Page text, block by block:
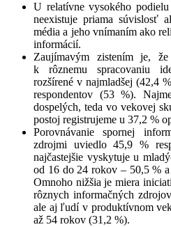
U relatívne vysokého
neexistuje priama súvislosť
média a jeho vnímaním ako
informácií.
Zaujímavým zistením je,
k rôznemu spracovaniu
rozšírené v najmladšej (42,4
respondentov (53 %).
dospelých, teda vo vekovej
postoj registrujeme u 37,2 %
Porovnávanie spornej
zdrojmi uviedlo 45,9 %
najčastejšie vyskytuje u
od 16 do 24 rokov – 50,5 %
Omnoho nižšia je miera
rôznych informačných
ale aj ľudí v produktívnom
až 54 rokov (31,2 %).